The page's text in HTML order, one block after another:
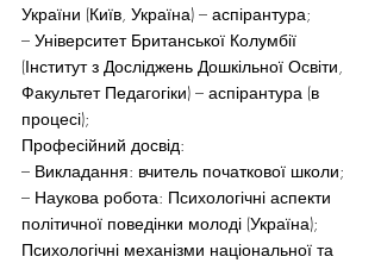
України (Київ, Україна) – аспірантура;
– Університет Британської Колумбії
(Інститут з Досліджень Дошкільної Освіти,
Факультет Педагогіки) – аспірантура (в
процесі);
Професійний досвід:
– Викладання: вчитель початкової школи;
– Наукова робота: Психологічні аспекти
політичної поведінки молоді (Україна);
Психологічні механізми національної та